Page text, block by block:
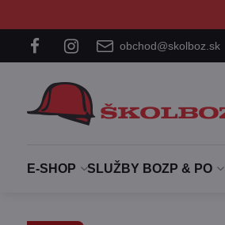
obchod@skolboz.sk
E-SHOP SLUŽBY BOZP & PO